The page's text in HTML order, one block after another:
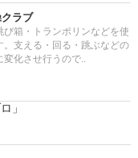
ラブ
び箱・トランポリンなどを使
。支える・回る・跳ぶなどの
変化させ行うので..